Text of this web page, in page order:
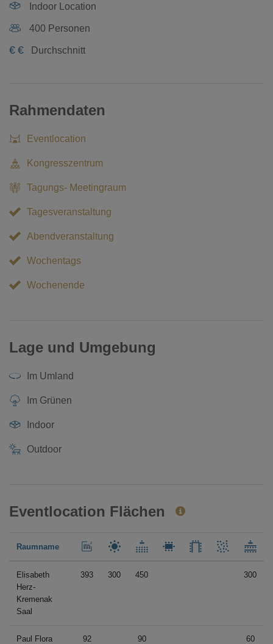
Indoor Location
400 Personen
€ € Durchschnitt
Rahmendaten
Eventlocation
Kongresszentrum
Tagungs- Meetingraum
Tagesveranstaltung
Abendveranstaltung
Wochentags
Wochenende
Lage und Umgebung
Im Umland
Im Grünen
Indoor
Outdoor
Eventlocation Flächen
Raumname
Elisabeth
Herz-
Kremenak
Saal
393 300 450 300
Paul Flora
92 90 60